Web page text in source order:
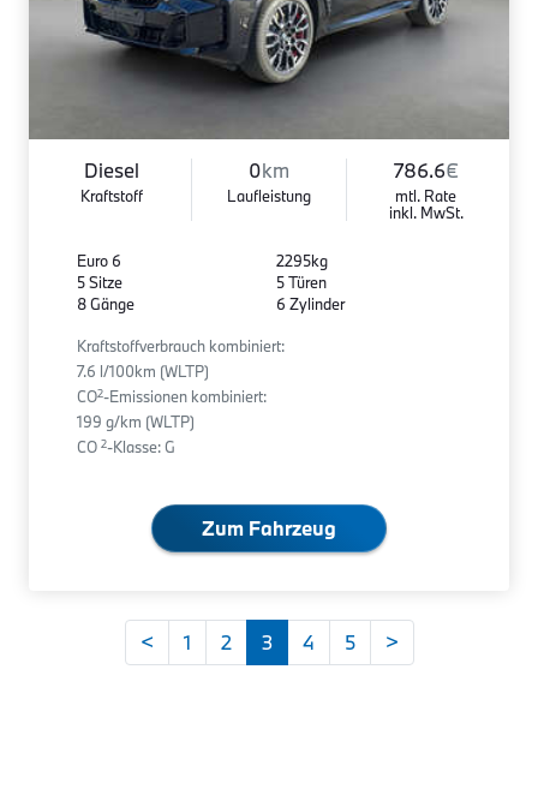
Diesel
Kraftstoff
0km
Laufleistung
786.6€
mtl. Rate
inkl. MwSt.
Euro 6
5 Sitze
8 Gänge
2295kg
5 Türen
6 Zylinder
Kraftstoffverbrauch kombiniert:
7.6 l/100km (WLTP)
CO2-Emissionen kombiniert:
199 g/km (WLTP)
CO 2-Klasse: G
Zum Fahrzeug
< 1 2 3 4 5 >